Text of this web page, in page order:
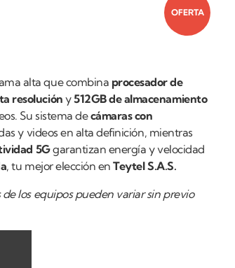
OFERTA
alta que combina procesador de
resolucióny512GB de almacenamiento
Su sistema decámaras con
y videos en alta definición, mientras
5Ggarantizan energía y velocidad
, tu mejor elección enTeytel S.A.S.
los equipos pueden variar sin previo